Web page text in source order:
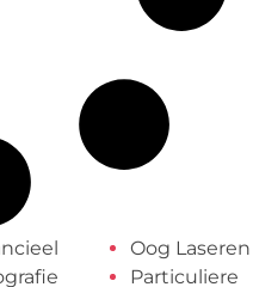
Oog Laseren
Particuliere